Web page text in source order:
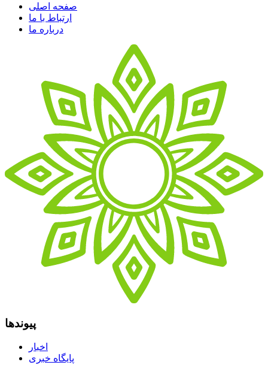
صفحه اصلی
ارتباط با ما
درباره ما
پیوندها
اخبار
پایگاه خبری